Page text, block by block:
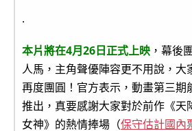
.
本片將在4月26日正式上映 ，幕後
人馬，主角聲優陣容更不用說，大
再度團圓！官方表示，動畫第三期
推出，真要感謝大家對於前作《天
女神》的熱情捧場（保守估計國內